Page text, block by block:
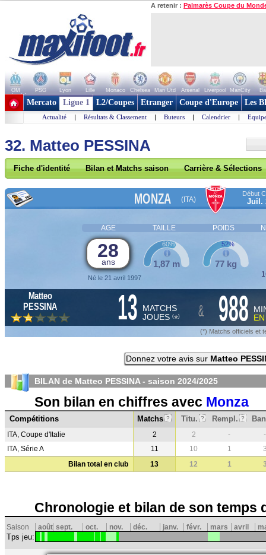
A retenir : Palmarès Coupe du
OM PSG Lyon Lille Monaco Chelsea Man Utd Arsenal Liverpool ManCity
+ de clubs
Mercato Ligue 1 L2/Coupes Etranger Coupe d'Europe Les
Actualité | Résultats & Classement | Buteurs | Calendrier |
32. Matteo PESSINA
Fiche d'identité Bilan et Matchs saison Carrière & Sélections
MONZA (ITA)
Début
Juil.
AGE TAILLE POIDS
28
ans
Né le 21 avril 1997
1,87 m
60%
77 kg
52%
Matteo
PESSINA
13 MATCHS
JOUES (*) & 988
(*) Matchs officiels et
Donnez votre avis sur Matteo
BILAN de Matteo PESSINA - saison 2024/2025
Son bilan en chiffres avec Monza
Compétitions Matchs ? Titu. ? Rempl. ?
ITA, Coupe d'Italie 2 2 -
-
ITA, Série A
11 10 1
Bilan total en club
13 12 1
Chronologie et bilan de son temps
Saison août sept. oct. nov. déc. janv. févr. mars avril
Tps jeu: